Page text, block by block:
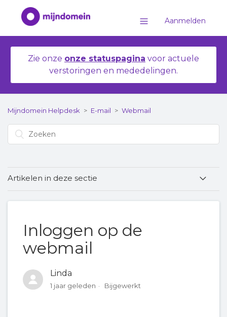
Aanmelden
Zie onze onze statuspagina voor actuele
verstoringen en mededelingen.
Mijndomein Helpdesk E-mail Webmail
Artikelen in deze sectie
Het menu van webmail
Een nieuw bericht maken in webmail
Inloggen op de webmail
Webmail-agenda koppelen met Google
Inloggen op de
webmail
Linda
1 jaar geleden Bijgewerkt